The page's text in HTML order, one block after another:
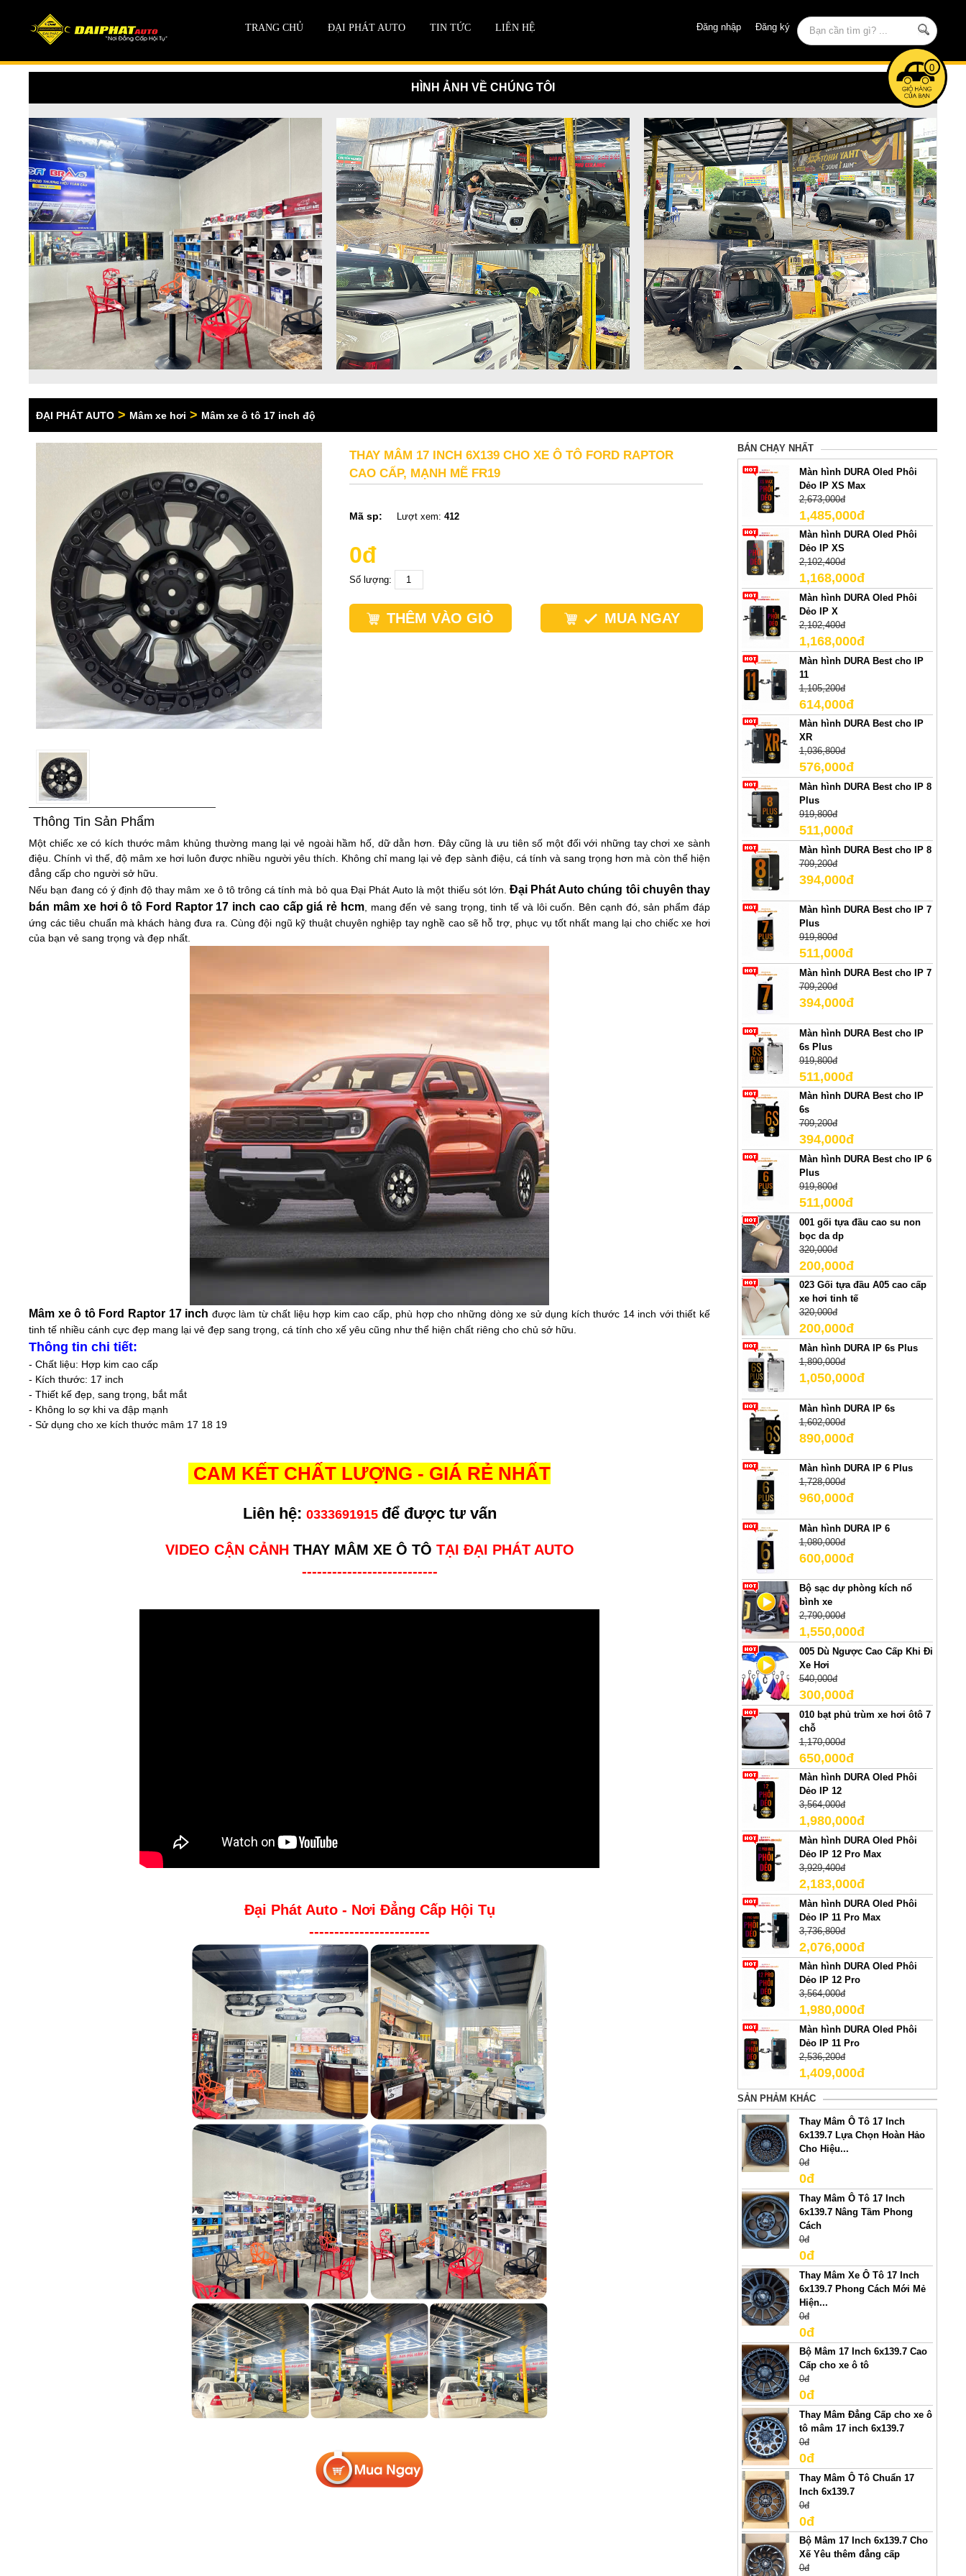
Đăng nhập Đăng ký
TRANG CHỦ ĐẠI PHÁT AUTO TIN TỨC LIÊN HỆ
0
HÌNH ẢNH VỀ CHÚNG TÔI
ĐẠI PHÁT AUTO > Mâm xe hơi > Mâm xe ô tô 17 inch độ
THAY MÂM 17 INCH 6X139 CHO XE Ô TÔ FORD RAPTOR
CAO CẤP, MẠNH MẼ FR19
Mã sp: Lượt xem: 412
0đ
Số lượng:
THÊM VÀO GIỎ MUA NGAY
Thông Tin Sản Phẩm
Một chiếc xe có kích thước mâm khủng thường mang lại vẻ ngoài hầm hố, dữ dằn hơn. Đây cũng là ưu tiên số một đối với những tay chơi xe sành
điệu. Chính vì thế, độ mâm xe hơi luôn được nhiều người yêu thích. Không chỉ mang lại vẻ đẹp sành điệu, cá tính và sang trọng hơn mà còn thể hiện
đẳng cấp cho người sở hữu.
Nếu bạn đang có ý định độ thay mâm xe ô tô trông cá tính mà bỏ qua Đại Phát Auto là một thiếu sót lớn. Đại Phát Auto chúng tôi chuyên thay
bán mâm xe hơi ô tô Ford Raptor17 inch cao cấp giá rẻ​ hcm, mang đến vẻ sang trọng, tinh tế và lôi cuốn. Bên cạnh đó, sản phẩm đáp
ứng các tiêu chuẩn mà khách hàng đưa ra. Cùng đội ngũ kỹ thuật chuyên nghiệp tay nghề cao sẽ hỗ trợ, phục vụ tốt nhất mang lại cho chiếc xe hơi
của bạn vẻ sang trọng và đẹp nhất.
Mâm xe ô tô Ford Raptor 17 inch được làm từ chất liệu hợp kim cao cấp, phù hợp cho những dòng xe sử dụng kích thước 14inch với thiết kế
tinh tế nhiều cánh cực đẹp mang lại vẻ đẹp sang trọng, cá tính cho xế yêu cũng như thể hiện chất riêng cho chủ sở hữu.
Thông tin chi tiết:
- Chất liệu: Hợp kim cao cấp
- Kích thước: 17 inch
- Thiết kế đẹp, sang trọng, bắt mắt
- Không lo sợ khi va đập mạnh
- Sử dụng cho xe kích thước mâm 17 18 19
CAM KẾT CHẤT LƯỢNG - GIÁ RẺ NHẤT
Liên hệ: 0333691915 để được tư vấn
VIDEO CẬN CẢNH THAY MÂM XE Ô TÔ TẠI ĐẠI PHÁT AUTO
---------------------------
Đại Phát Auto - Nơi Đẳng Cấp Hội Tụ
------------------------
BÁN CHẠY NHẤT
Màn hình DURA Oled Phôi
Dẻo IP XS Max
2,673,000đ
1,485,000đ
Màn hình DURA Oled Phôi
Dẻo IP XS
2,102,400đ
1,168,000đ
Màn hình DURA Oled Phôi
Dẻo IP X
2,102,400đ
1,168,000đ
Màn hình DURA Best cho IP
11
1,105,200đ
614,000đ
Màn hình DURA Best cho IP
XR
1,036,800đ
576,000đ
Màn hình DURA Best cho IP 8
Plus
919,800đ
511,000đ
Màn hình DURA Best cho IP 8
709,200đ
394,000đ
Màn hình DURA Best cho IP 7
Plus
919,800đ
511,000đ
Màn hình DURA Best cho IP 7
709,200đ
394,000đ
Màn hình DURA Best cho IP
6s Plus
919,800đ
511,000đ
Màn hình DURA Best cho IP
6s
709,200đ
394,000đ
Màn hình DURA Best cho IP 6
Plus
919,800đ
511,000đ
001 gối tựa đầu cao su non
bọc da dp
320,000đ
200,000đ
023 Gối tựa đầu A05 cao cấp
xe hơi tinh tế
320,000đ
200,000đ
Màn hình DURA IP 6s Plus
1,890,000đ
1,050,000đ
Màn hình DURA IP 6s
1,602,000đ
890,000đ
Màn hình DURA IP 6 Plus
1,728,000đ
960,000đ
Màn hình DURA IP 6
1,080,000đ
600,000đ
Bộ sạc dự phòng kích nổ
bình xe
2,790,000đ
1,550,000đ
005 Dù Ngược Cao Cấp Khi Đi
Xe Hơi
540,000đ
300,000đ
010 bạt phủ trùm xe hơi ôtô 7
chỗ
1,170,000đ
650,000đ
Màn hình DURA Oled Phôi
Dẻo IP 12
3,564,000đ
1,980,000đ
Màn hình DURA Oled Phôi
Dẻo IP 12 Pro Max
3,929,400đ
2,183,000đ
Màn hình DURA Oled Phôi
Dẻo IP 11 Pro Max
3,736,800đ
2,076,000đ
Màn hình DURA Oled Phôi
Dẻo IP 12 Pro
3,564,000đ
1,980,000đ
Màn hình DURA Oled Phôi
Dẻo IP 11 Pro
2,536,200đ
1,409,000đ
SẢN PHẢM KHÁC
Thay Mâm Ô Tô 17 Inch
6x139.7 Lựa Chọn Hoàn Hảo
Cho Hiệu...
0đ
0đ
Thay Mâm Ô Tô 17 Inch
6x139.7 Nâng Tầm Phong
Cách
0đ
0đ
Thay Mâm Xe Ô Tô 17 Inch
6x139.7 Phong Cách Mới Mẻ
Hiện...
0đ
0đ
Bộ Mâm 17 Inch 6x139.7 Cao
Cấp cho xe ô tô
0đ
0đ
Thay Mâm Đẳng Cấp cho xe ô
tô mâm 17 inch 6x139.7
0đ
0đ
Thay Mâm Ô Tô Chuẩn 17
Inch 6x139.7
0đ
0đ
Bộ Mâm 17 Inch 6x139.7 Cho
Xế Yêu thêm đẳng cấp
0đ